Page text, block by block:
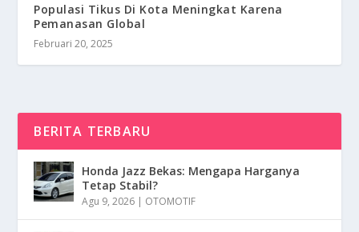
Populasi Tikus Di Kota Meningkat Karena
Pemanasan Global
Februari 20, 2025
BERITA TERBARU
Honda Jazz Bekas: Mengapa Harganya
Tetap Stabil?
Agu 9, 2026 | OTOMOTIF